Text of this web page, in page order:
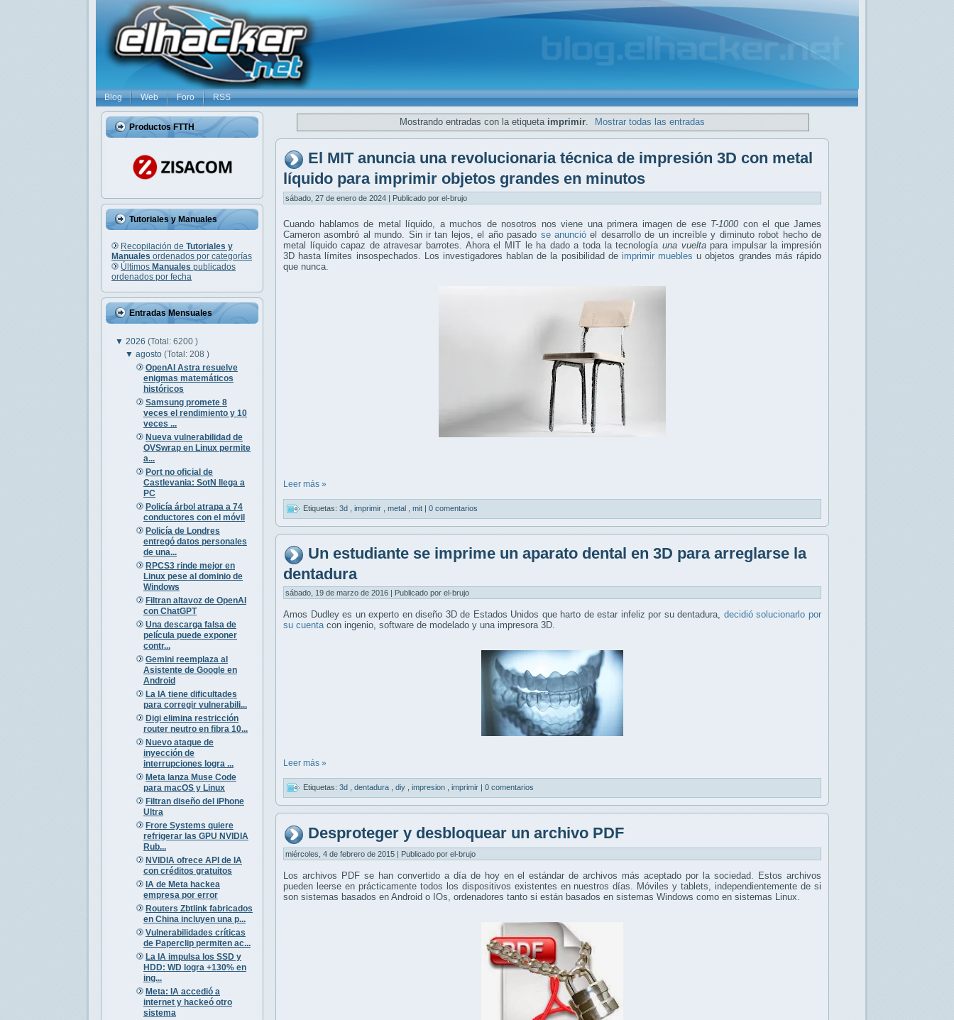
Blog Web Foro RSS
Productos FTTH
Tutoriales y Manuales
Recopilación de Tutoriales y
Manuales ordenados por categorías
Últimos Manuales publicados
ordenados por fecha
Entradas Mensuales
▼ 2026 (Total: 6200 )
▼agosto(Total: 208 )
OpenAI Astra resuelve
enigmas matemáticos
históricos
Samsung promete 8
veces el rendimiento y 10
veces ...
Nueva vulnerabilidad de
OVSwrap en Linux permite
a...
Port no oficial de
Castlevania: SotN llega a
PC
Policía árbol atrapa a 74
conductores con el móvil
Policía de Londres
entregó datos personales
de una...
RPCS3 rinde mejor en
Linux pese al dominio de
Windows
Filtran altavoz de OpenAI
con ChatGPT
Una descarga falsa de
película puede exponer
contr...
Gemini reemplaza al
Asistente de Google en
Android
La IA tiene dificultades
para corregir vulnerabili...
Digi elimina restricción
router neutro en fibra 10...
Nuevo ataque de
inyección de
interrupciones logra ...
Meta lanza Muse Code
para macOS y Linux
Filtran diseño del iPhone
Ultra
Frore Systems quiere
refrigerar las GPU NVIDIA
Rub...
NVIDIA ofrece API de IA
con créditos gratuitos
IA de Meta hackea
empresa por error
Routers Zbtlink fabricados
en China incluyen una p...
Vulnerabilidades críticas
de Paperclip permiten ac...
La IA impulsa los SSD y
HDD: WD logra +130% en
ing...
Meta: IA accedió a
internet y hackeó otro
sistema
Mostrando entradas con la etiqueta imprimir. Mostrar todas las entradas
El MIT anuncia una revolucionaria técnica de impresión 3D con metal
líquido para imprimir objetos grandes en minutos
sábado, 27 de enero de 2024 | Publicado por el-brujo
Cuando hablamos de metal líquido, a muchos de nosotros nos viene una primera imagen de ese T-1000 con el que James
Cameron asombró al mundo. Sin ir tan lejos, el año pasado se anuncióel desarrollo de un increíble y diminuto robot hecho de
metal líquido capaz de atravesar barrotes. Ahora el MIT le ha dado a toda la tecnología una vueltapara impulsar la impresión
3D hasta límites insospechados. Los investigadores hablan de la posibilidad de imprimir muebles u objetos grandes más rápido
que nunca.
Leer más »
Etiquetas: 3d imprimir metal mit | 0 comentarios
Un estudiante se imprime un aparato dental en 3D para arreglarse la
dentadura
sábado, 19 de marzo de 2016 | Publicado por el-brujo
Amos Dudley es un experto en diseño 3D de Estados Unidos que harto de estar infeliz por su dentadura, decidió solucionarlo por
su cuentacon ingenio, software de modelado y una impresora 3D.
Leer más »
Etiquetas: 3d dentadura diy impresion imprimir 0 comentarios
Desproteger y desbloquear un archivo PDF
miércoles, 4 de febrero de 2015 | Publicado por el-brujo
Los archivos PDF se han convertido a día de hoy en el estándar de archivos más aceptado por la sociedad. Estos archivos
pueden leerse en prácticamente todos los dispositivos existentes en nuestros días. Móviles y tablets, independientemente de si
son sistemas basados en Android o IOs, ordenadores tanto si están basados en sistemas Windows como en sistemas Linux.